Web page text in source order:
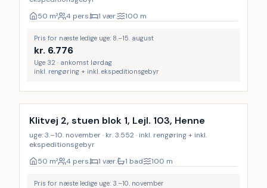
50 m² 4 pers. 1 vær. 100 m
Pris for næste ledige uge: 8.–15. august
kr. 6.776
Uge 32 · ankomst lørdag
inkl. rengøring + inkl. ekspeditionsgebyr
Inkl. rengøring
Klitvej 2, stuen blok 1, Lejl. 103, Henne
uge: 3.–10. november · kr. 3.552 · inkl. rengøring + inkl.
ekspeditionsgebyr
50 m² 4 pers. 1 vær. 1 bad 100 m
Pris for næste ledige uge: 3.–10. november